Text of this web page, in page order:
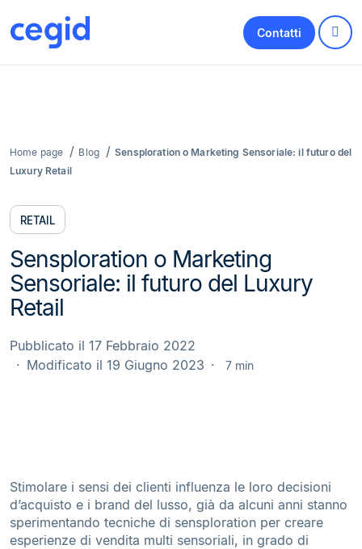
Contatti
Home page Blog
Sensploration o Marketing Sensoriale: il futuro del
Luxury Retail
RETAIL
Sensploration o Marketing
Sensoriale: il futuro del Luxury
Retail
Pubblicato il 17 Febbraio 2022
Modificato il 19 Giugno 2023
7 min
Stimolare i sensi dei clienti influenza le loro decisioni
d’acquisto e i brand del lusso, già da alcuni anni stanno
sperimentando tecniche di sensploration per creare
esperienze di vendita multi sensoriali, in grado di